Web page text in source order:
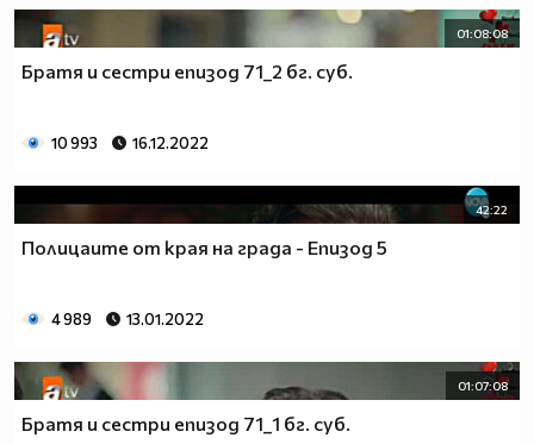
01:08:08
Братя и сестри епизод 71_2 бг. суб.
10 993 16.12.2022
42:22
Полицаите от края на града - Епизод 5
4 989 13.01.2022
01:07:08
Братя и сестри епизод 71_1 бг. суб.